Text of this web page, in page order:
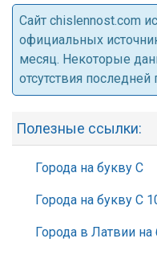
Cайт chislennost.com
официальных
месяц. Некоторые
отсутствия
Полезные ссылки:
Города на букву С
Города на букву С
Города в Латвии на